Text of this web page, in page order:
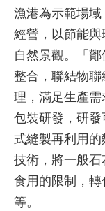
漁港為示範場
經營，以節能
自然景觀。「
整合，聯結物
理，滿足生產
包裝研發，研
式縫製再利用
技術，將一般
食用的限制，
等。